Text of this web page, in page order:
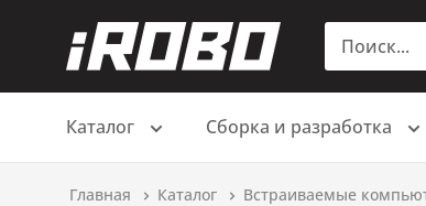
Каталог Сборка и разработка
Главная Каталог Встраиваемые